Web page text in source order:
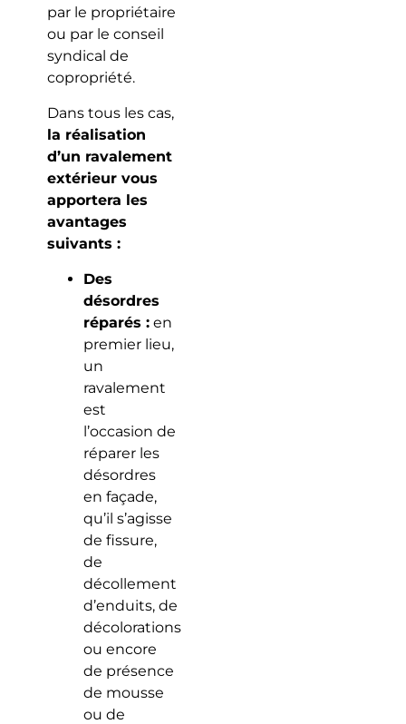
par le propriétaire
ou par le conseil
syndical de
copropriété.
Dans tous les cas,
la réalisation
d’un ravalement
extérieur vous
apportera les
avantages
suivants :
Des
désordres
réparés :en
premier lieu,
un
ravalement
est
l’occasion de
réparer les
désordres
en façade,
qu’il s’agisse
de fissure,
de
décollement
d’enduits, de
décolorations
ou encore
de présence
de mousse
ou de